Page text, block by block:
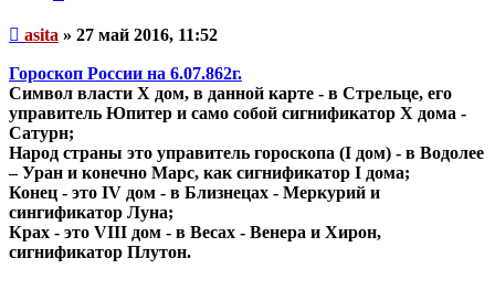
Непрочитанное
asita » 27 май 2016, 11:52
Гороскоп России на 6.07.862г.
Символ власти X дом, в данной карте - в Стрельце, его
управитель Юпитер и само собой сигнификатор Х дома -
Сатурн;
Народ страны это управитель гороскопа (I дом) - в Водолее
– Уран и конечно Марс, как сигнификатор I дома;
Конец - это IV дом - в Близнецах - Меркурий и
сингификатор Луна;
Крах - это VIII дом - в Весах - Венера и Хирон,
сигнификатор Плутон.